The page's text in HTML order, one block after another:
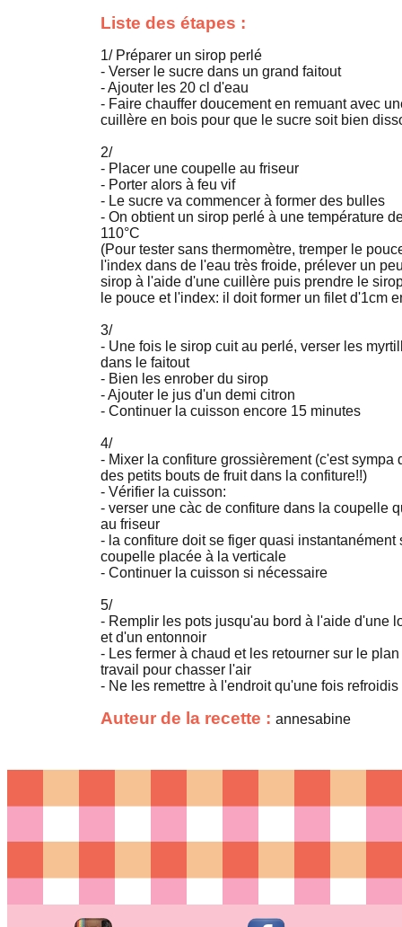
Liste des étapes :
1/ Préparer un sirop perlé
- Verser le sucre dans un grand faitout
- Ajouter les 20 cl d'eau
- Faire chauffer doucement en remuant avec
cuillère en bois pour que le sucre soit bien
2/
- Placer une coupelle au friseur
- Porter alors à feu vif
- Le sucre va commencer à former des bulles
- On obtient un sirop perlé à une température
110°C
(Pour tester sans thermomètre, tremper le
l'index dans de l'eau très froide, prélever un
sirop à l'aide d'une cuillère puis prendre le
le pouce et l'index: il doit former un filet d'1cm
3/
- Une fois le sirop cuit au perlé, verser les
dans le faitout
- Bien les enrober du sirop
- Ajouter le jus d'un demi citron
- Continuer la cuisson encore 15 minutes
4/
- Mixer la confiture grossièrement (c'est sympa
des petits bouts de fruit dans la confiture!!)
- Vérifier la cuisson:
- verser une càc de confiture dans la coupelle
au friseur
- la confiture doit se figer quasi instantanément
coupelle placée à la verticale
- Continuer la cuisson si nécessaire
5/
- Remplir les pots jusqu'au bord à l'aide d'une
et d'un entonnoir
- Les fermer à chaud et les retourner sur le plan
travail pour chasser l'air
- Ne les remettre à l'endroit qu'une fois refroidis
Auteur de la recette : annesabine